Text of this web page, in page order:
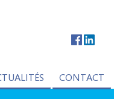
CONTACT